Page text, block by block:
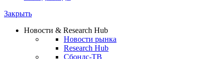
Watchlist
Сбондс Люди